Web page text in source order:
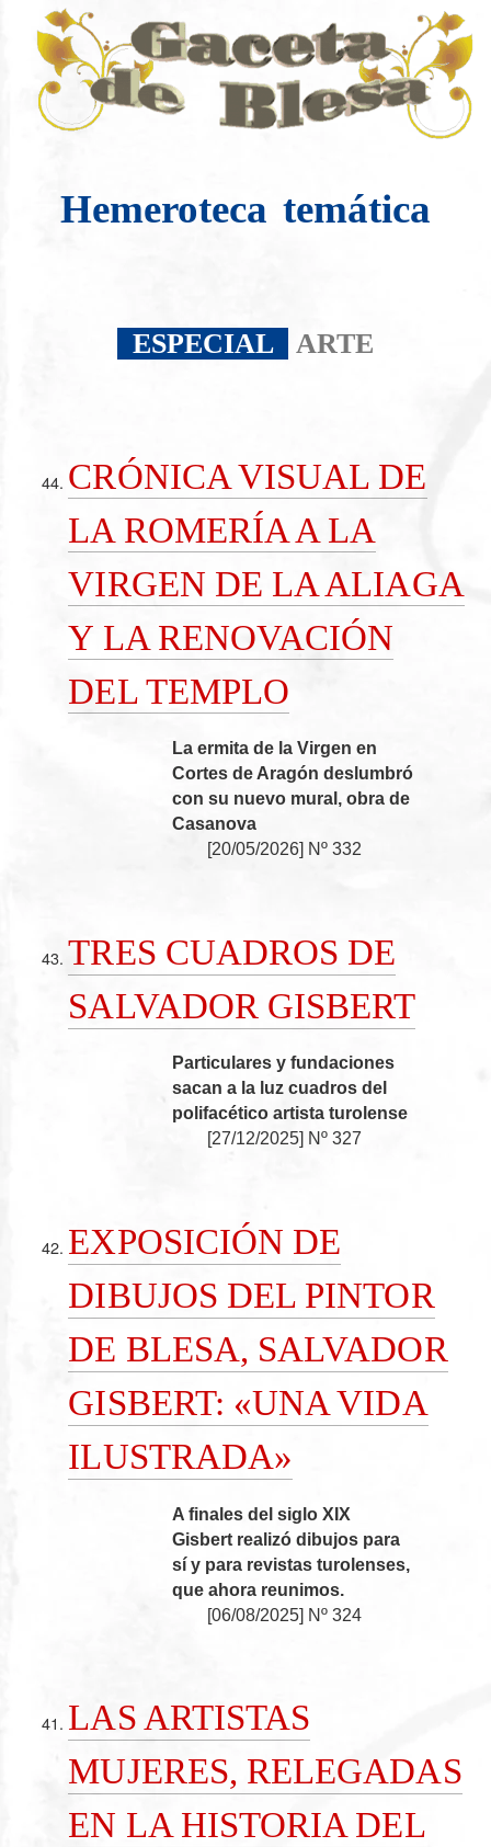
Hemeroteca temática
ESPECIAL ARTE
CRÓNICA VISUAL DE
LA ROMERÍA A LA
VIRGEN DE LA ALIAGA
Y LA RENOVACIÓN
DEL TEMPLO
La ermita de la Virgen en
Cortes de Aragón deslumbró
con su nuevo mural, obra de
Casanova
[20/05/2026] Nº 332
TRES CUADROS DE
SALVADOR GISBERT
Particulares y fundaciones
sacan a la luz cuadros del
polifacético artista turolense
[27/12/2025] Nº 327
EXPOSICIÓN DE
DIBUJOS DEL PINTOR
DE BLESA, SALVADOR
GISBERT: «UNA VIDA
ILUSTRADA»
A finales del siglo XIX
Gisbert realizó dibujos para
sí y para revistas turolenses,
que ahora reunimos.
[06/08/2025] Nº 324
LAS ARTISTAS
MUJERES, RELEGADAS
EN LA HISTORIA DEL